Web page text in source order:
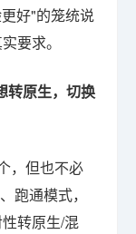
好"的笼统说
要求。
转原生，切换
，但也不必
跑通模式，
转原生/混